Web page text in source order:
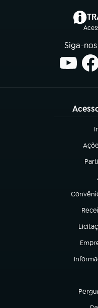
Siga-
(abre
(abre
(abre
(abre
(abre